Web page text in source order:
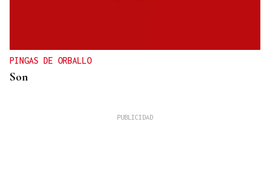
PINGAS DE ORBALLO
Son